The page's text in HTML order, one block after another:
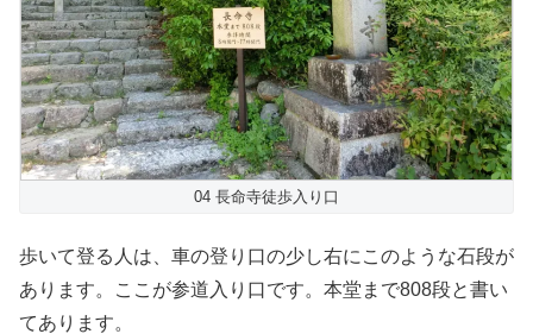
04 長命寺徒歩入り口
歩いて登る人は、車の登り口の少し右にこのような石段が
あります。ここが参道入り口です。本堂まで808段と書い
てあります。